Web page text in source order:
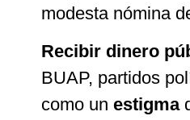
modesta nómina
Recibir dinero
BUAP, partidos
como un estigma